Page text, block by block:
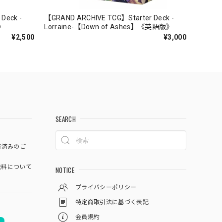
-
¥2,500
【GRAND ARCHIVE TCG】Starter Deck -
Lorraine-【Down of Ashes】《英語版》
¥3,000
みのご
について
SEARCH
NOTICE
プライバシーポリシー
特定商取引法に基づく表記
会員規約